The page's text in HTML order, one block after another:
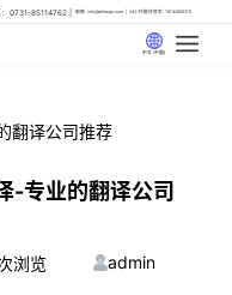
0731-85114762 邮箱: info@artlangs.com 24小时翻译管家: 18142666316
中文 (中国)
翻译公司推荐
-专业的翻译公司
浏览 admin